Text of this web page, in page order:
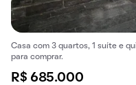
Casa com 3 quartos, 1 suíte e
para comprar.
R$ 685.000